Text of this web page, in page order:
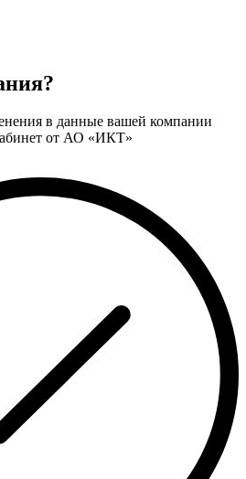
в данные вашей компании
от АО «ИКТ»